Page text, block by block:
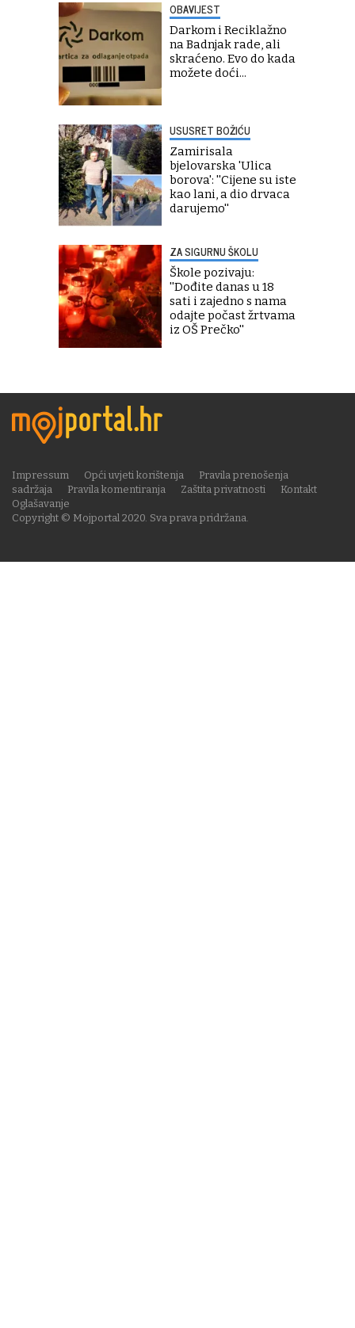
OBAVIJEST
Darkom i Reciklažno
na Badnjak rade, ali
skraćeno. Evo do kada
možete doći...
USUSRET BOŽIĆU
Zamirisala
bjelovarska 'Ulica
borova': ''Cijene su iste
kao lani, a dio drvaca
darujemo''
ZA SIGURNU ŠKOLU
Škole pozivaju:
''Dođite danas u 18
sati i zajedno s nama
odajte počast žrtvama
iz OŠ Prečko''
Copyright © Mojportal 2020. Sva prava pridržana.
Impressum Opći uvjeti korištenja
Pravila prenošenja
sadržaja
Pravila komentiranja Zaštita privatnosti
Kontakt
Oglašavanje